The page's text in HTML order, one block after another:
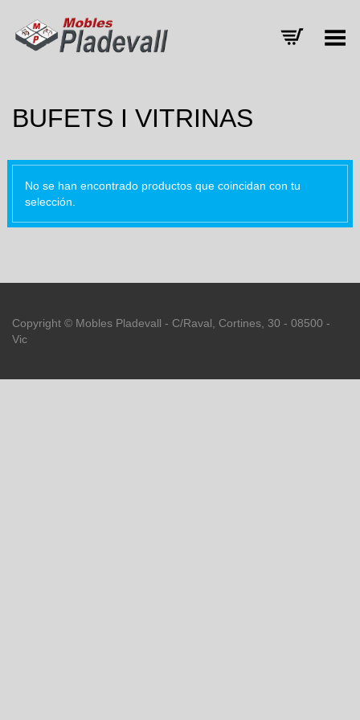
Menú
BUFETS I VITRINAS
No se han encontrado productos que coincidan con tu
selección.
Copyright © Mobles Pladevall - C/Raval, Cortines, 30 - 08500 -
Vic